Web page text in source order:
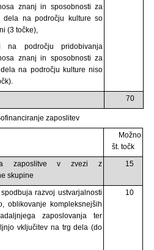
znanj in sposobnosti za
dela na področju kulture so
(3 točke),
na področju pridobivanja
znanj in sposobnosti za
na področju kulture niso
70
zaposlitev
Možno
št. točk
zaposlitve v zvezi z
skupine
15
razvoj ustvarjalnosti
oblikovanje kompleksnejših
zaposlovanja ter
vključitev na trg dela (do
10